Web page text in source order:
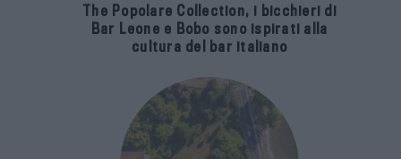
The Popolare Collection, i bicchieri di
Bar Leone e Bobo sono ispirati alla
cultura del bar italiano